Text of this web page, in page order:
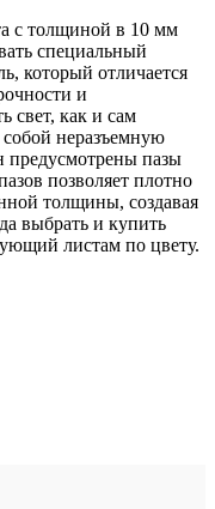
с толщиной в 10 мм
специальный
который отличается
и
свет, как и сам
неразъемную
предусмотрены пазы
позволяет плотно
толщины, создавая
выбрать и купить
листам по цвету.